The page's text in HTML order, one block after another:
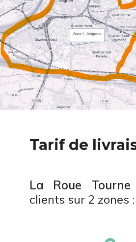
Tarif de
La Roue Tourne
clients sur 2 zones :